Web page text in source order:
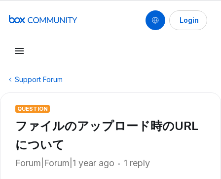
Login
Support Forum
QUESTION
ファイルのアップロード時のURL
について
Forum|Forum|1 year ago 1 reply